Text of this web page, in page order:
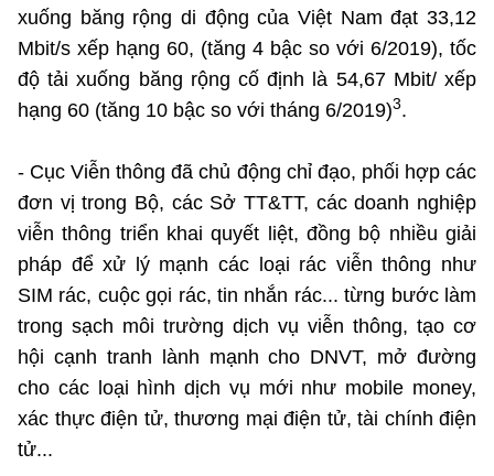
xuống băng rộng di động của Việt Nam đạt 33,12
Mbit/s xếp hạng 60, (tăng 4 bậc so với 6/2019), tốc
độ tải xuống băng rộng cố định là 54,67 Mbit/ xếp
hạng 60 (tăng 10 bậc so với tháng 6/2019)3.
- Cục Viễn thông đã chủ động chỉ đạo, phối hợp các
đơn vị trong Bộ, các Sở TT&TT, các doanh nghiệp
viễn thông triển khai quyết liệt, đồng bộ nhiều giải
pháp để xử lý mạnh các loại rác viễn thông như
SIM rác, cuộc gọi rác, tin nhắn rác... từng bước làm
trong sạch môi trường dịch vụ viễn thông, tạo cơ
hội cạnh tranh lành mạnh cho DNVT, mở đường
cho các loại hình dịch vụ mới như mobile money,
xác thực điện tử, thương mại điện tử, tài chính điện
tử...